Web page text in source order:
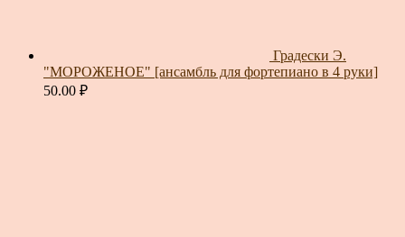
Градески Э.
"МОРОЖЕНОЕ" [ансамбль для фортепиано в 4 руки]
50.00 ₽